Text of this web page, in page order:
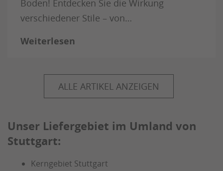
Boden! Entdecken Sie die Wirkung
verschiedener Stile – von…
Weiterlesen
ALLE ARTIKEL ANZEIGEN
Unser Liefergebiet im Umland von
Stuttgart:
Kerngebiet Stuttgart